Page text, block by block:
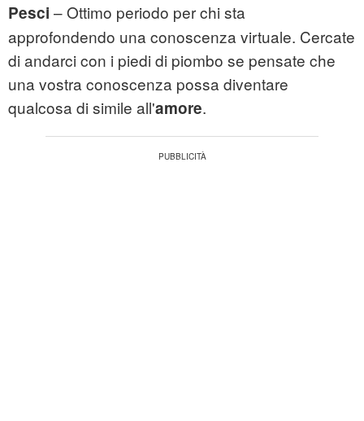
Pesci – Ottimo periodo per chi sta
approfondendo una conoscenza virtuale. Cercate
di andarci con i piedi di piombo se pensate che
una vostra conoscenza possa diventare
qualcosa di simile all'amore.